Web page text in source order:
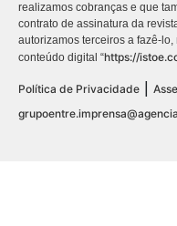
realizamos cobranças e que
contrato de assinatura da
autorizamos terceiros a fazê-
conteúdo digital “https://
Política de Privacidade